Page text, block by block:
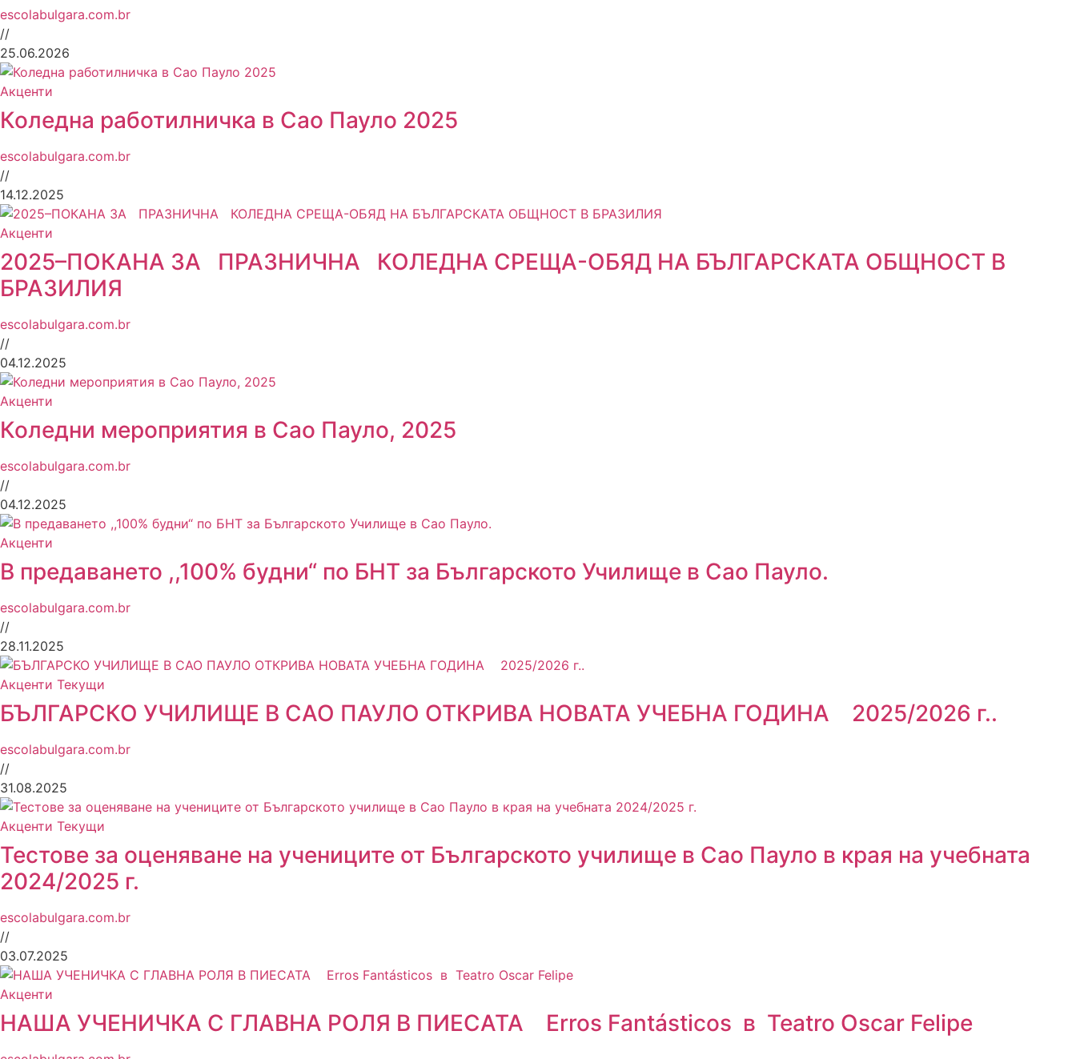
escolabulgara.com.br
//
25.06.2026
Акценти
Коледна работилничка в Сао Пауло 2025
escolabulgara.com.br
//
14.12.2025
Акценти
2025–ПОКАНА ЗА ПРАЗНИЧНА КОЛЕДНА СРЕЩА-ОБЯД НА БЪЛГАРСКАТА ОБЩНОСТ В
БРАЗИЛИЯ
escolabulgara.com.br
//
04.12.2025
Акценти
Коледни мероприятия в Сао Пауло, 2025
escolabulgara.com.br
//
04.12.2025
Акценти
В предаването ,,100% будни“ по БНТ за Българското Училище в Сао Пауло.
escolabulgara.com.br
//
28.11.2025
Акценти Текущи
БЪЛГАРСКО УЧИЛИЩЕ В САО ПАУЛО ОТКРИВА НОВАТА УЧЕБНА ГОДИНА 2025/2026 г..
escolabulgara.com.br
//
31.08.2025
Акценти Текущи
Тестове за оценяване на учениците от Българското училище в Сао Пауло в края на учебната
2024/2025 г.
escolabulgara.com.br
//
03.07.2025
Акценти
НАША УЧЕНИЧКА С ГЛАВНА РОЛЯ В ПИЕСАТА Erros Fantásticos в Teatro Oscar Felipe